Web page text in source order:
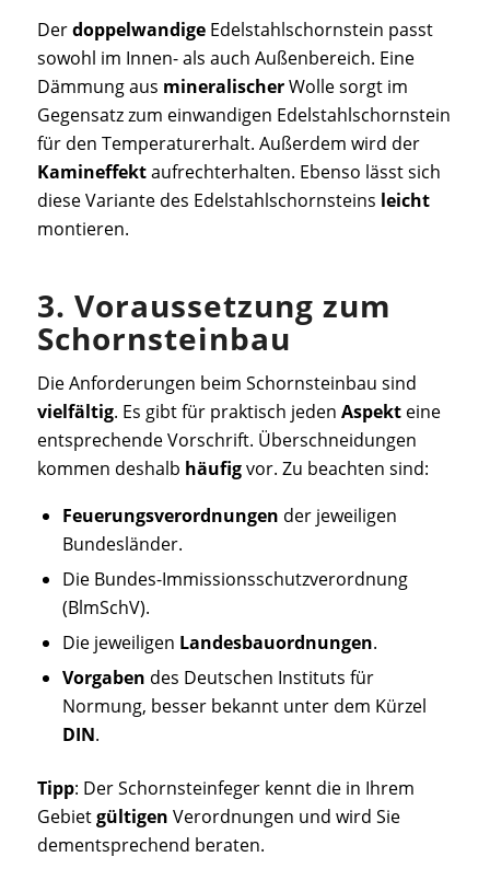
Derdoppelwandige Edelstahlschornstein passt
sowohl im Innen- als auch Außenbereich. Eine
Dämmung aus mineralischerWolle sorgt im
Gegensatz zum einwandigen Edelstahlschornstein
für den Temperaturerhalt. Außerdem wird der
Kamineffektaufrechterhalten. Ebenso lässt sich
diese Variante des Edelstahlschornsteins leicht
montieren.
3. Voraussetzung zum
Schornsteinbau
Die Anforderungen beim Schornsteinbau sind
vielfältig. Es gibt für praktisch jeden Aspekteine
entsprechende Vorschrift. Überschneidungen
kommen deshalb häufigvor. Zu beachten sind:
Feuerungsverordnungen der jeweiligen
Bundesländer.
Die Bundes-Immissionsschutzverordnung
(BlmSchV).
Die jeweiligen Landesbauordnungen.
Vorgaben des Deutschen Instituts für
Normung, besser bekannt unter dem Kürzel
DIN.
Tipp: Der Schornsteinfeger kennt die in Ihrem
Gebietgültigen Verordnungen und wird Sie
dementsprechend beraten.